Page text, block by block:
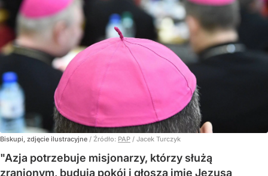
Biskupi, zdjęcie ilustracyjne / Źródło: PAP / Jacek Turczyk
"Azja potrzebuje misjonarzy, którzy służą
zranionym, budują pokój i głoszą imię Jezusa